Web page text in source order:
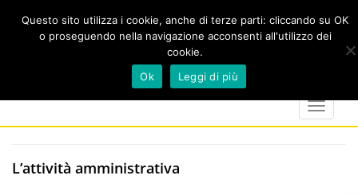
marker
calendar
Toggle
L’attività amministrativa
Questo sito utilizza i cookie, anche di terze parti: cliccando su OK
o proseguendo nella navigazione acconsenti all'utilizzo dei
cookie.
Ok
Leggi di più